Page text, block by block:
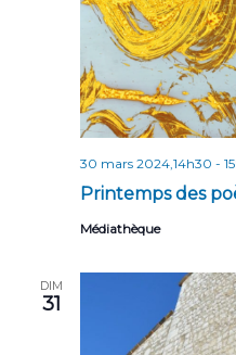
Printemps des
30 mars 2024,14h30 -
Médiathèque
DIM
31